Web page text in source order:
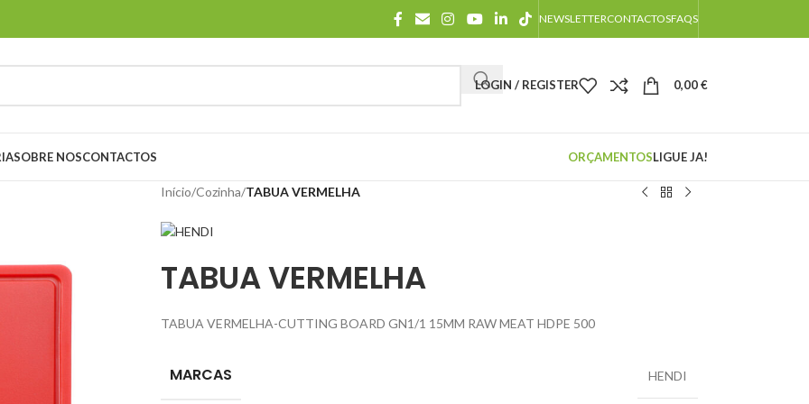
NEWSLETTERCONTACTOSFAQS
LOGIN / REGISTER 0,00€
SOBRE NOSCONTACTOS ORÇAMENTOSLIGUE JA!
Início/Cozinha/TABUA VERMELHA
TABUA VERMELHA
TABUA VERMELHA-CUTTING BOARD GN1/1 15MM RAW MEAT HDPE 500
MARCAS HENDI